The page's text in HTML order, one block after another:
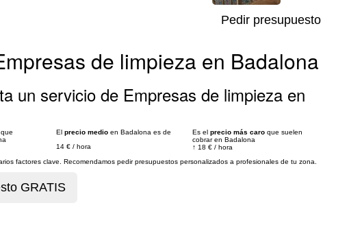
Pedir presupuesto
de limpieza en Badalona
un servicio de Empresas de limpieza en
que
El precio medio en Badalona es de
14 € / hora
Es el precio más caro que suelen
cobrar en Badalona
↑ 18 € / hora
factores clave. Recomendamos pedir presupuestos personalizados a profesionales de tu zona.